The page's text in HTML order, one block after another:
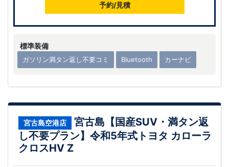
標準装備
ガソリン満タン返し不要コミ Bluetooth カーナビ
予約/見積
宮古島空港店
宮古島【国産SUV・満タン返
し不要プラン】令和5年式トヨタ カローラ
クロスHV Z